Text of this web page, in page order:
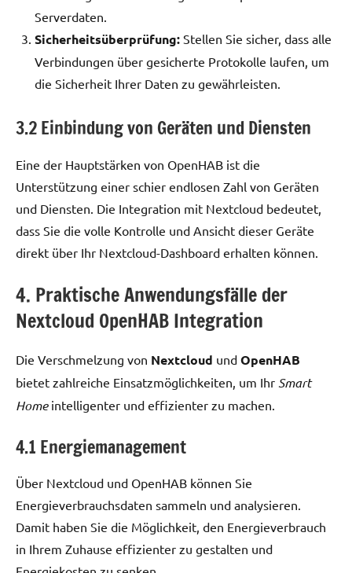
Serverdaten.
Sicherheitsüberprüfung: Stellen Sie sicher, dass alle
Verbindungen über gesicherte Protokolle laufen, um
die Sicherheit Ihrer Daten zu gewährleisten.
3.2 Einbindung von Geräten und Diensten
Eine der Hauptstärken von OpenHAB ist die
Unterstützung einer schier endlosen Zahl von Geräten
und Diensten. Die Integration mit Nextcloud bedeutet,
dass Sie die volle Kontrolle und Ansicht dieser Geräte
direkt über Ihr Nextcloud-Dashboard erhalten können.
4. Praktische Anwendungsfälle der
Nextcloud OpenHAB Integration
Die Verschmelzung von Nextcloud und OpenHAB
bietet zahlreiche Einsatzmöglichkeiten, um Ihr Smart
Homeintelligenter und effizienter zu machen.
4.1 Energiemanagement
Über Nextcloud und OpenHAB können Sie
Energieverbrauchsdaten sammeln und analysieren.
Damit haben Sie die Möglichkeit, den Energieverbrauch
in Ihrem Zuhause effizienter zu gestalten und